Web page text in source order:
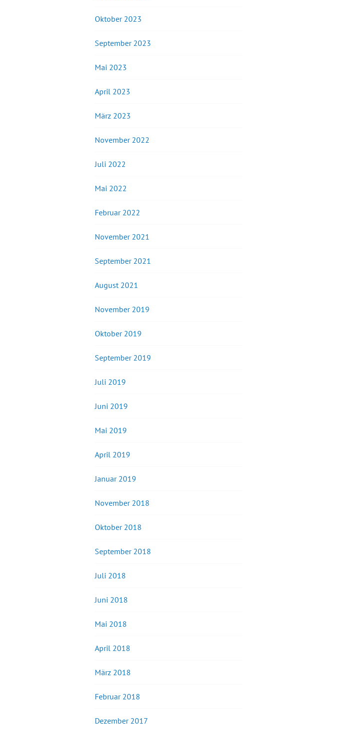
Oktober 2023
September 2023
Mai 2023
April 2023
März 2023
November 2022
Juli 2022
Mai 2022
Februar 2022
November 2021
September 2021
August 2021
November 2019
Oktober 2019
September 2019
Juli 2019
Juni 2019
Mai 2019
April 2019
Januar 2019
November 2018
Oktober 2018
September 2018
Juli 2018
Juni 2018
Mai 2018
April 2018
März 2018
Februar 2018
Dezember 2017